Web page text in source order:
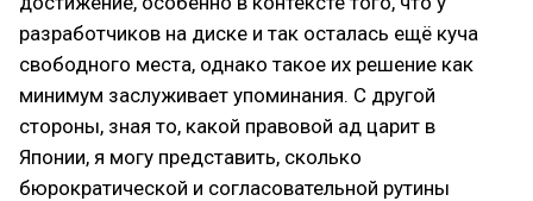
разработчиков на диске и так осталась ещё куча
свободного места, однако такое их решение как
минимум заслуживает упоминания. С другой
стороны, зная то, какой правовой ад царит в
Японии, я могу представить, сколько
бюрократической и согласовательной рутины